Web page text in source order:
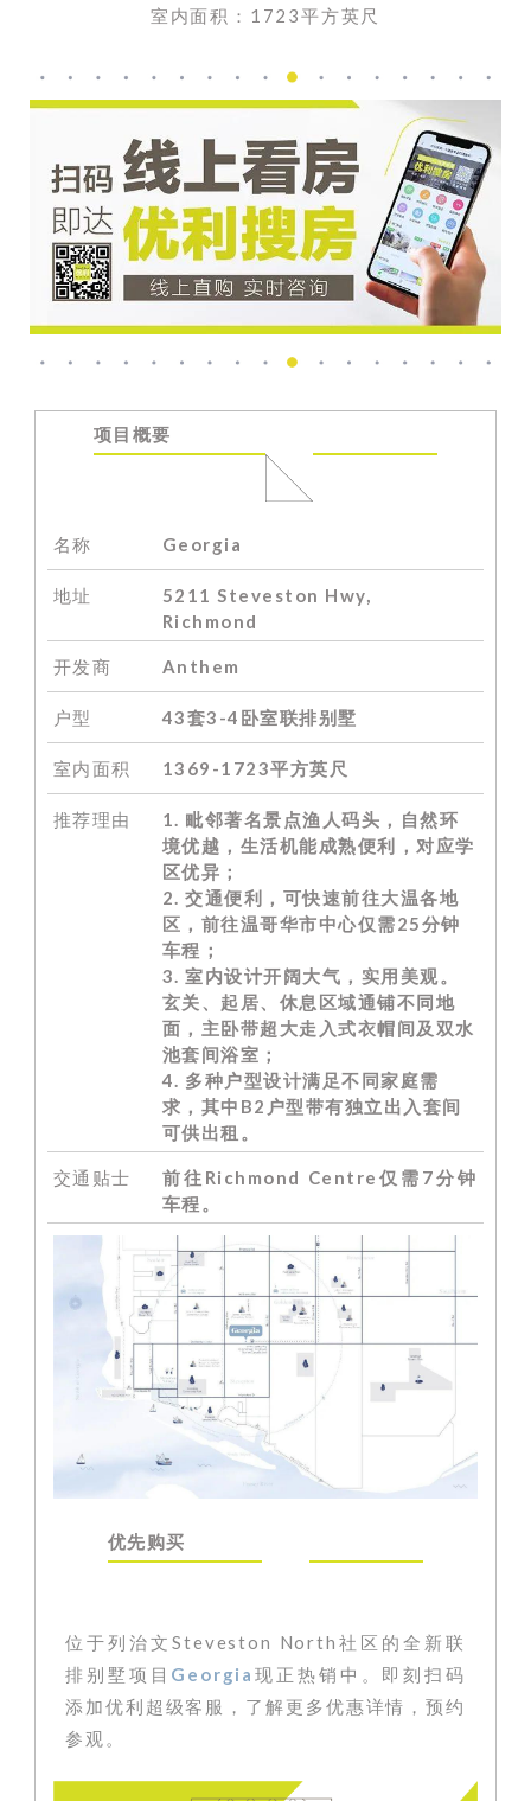
室内面积：1723平方英尺
项目概要
名称 Georgia
地址
5211 Steveston Hwy,
Richmond
开发商 Anthem
户型 43套3-4卧室联排别墅
室内面积 1369-1723平方英尺
推荐理由
1. 毗邻著名景点渔人码头，自然环
境优越，生活机能成熟便利，对应学
区优异；
2. 交通便利，可快速前往大温各地
区，前往温哥华市中心仅需25分钟
车程；
3. 室内设计开阔大气，实用美观。
玄关、起居、休息区域通铺不同地
面，主卧带超大走入式衣帽间及双水
池套间浴室；
4. 多种户型设计满足不同家庭需
求，其中B2户型带有独立出入套间
可供出租。
交通贴士
前往Richmond Centre仅需7分钟
车程。
优先购买
位于列治文Steveston North社区的全新联
排别墅项目 Georgia 现 正热销 中 。即刻扫码
添加优利超级客服
，了解更多优惠详情，预约
参观。